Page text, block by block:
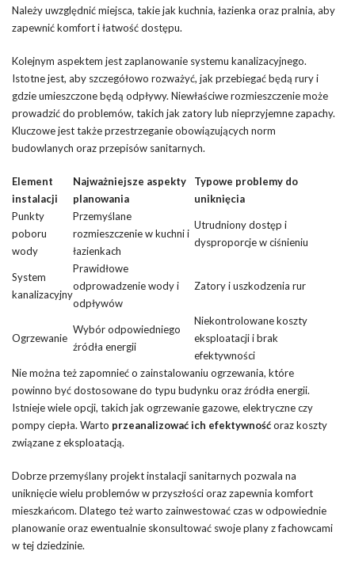
Należy uwzględnić miejsca, takie jak kuchnia, łazienka oraz pralnia, aby
zapewnić komfort i łatwość dostępu.
Kolejnym aspektem jest zaplanowanie systemu kanalizacyjnego.
Istotne jest, aby szczegółowo rozważyć, jak przebiegać będą rury i
gdzie umieszczone będą odpływy. Niewłaściwe rozmieszczenie może
prowadzić do problemów, takich jak zatory lub nieprzyjemne zapachy.
Kluczowe jest także przestrzeganie obowiązujących norm
budowlanych oraz przepisów sanitarnych.
Element
instalacji
Najważniejsze aspekty
planowania
Typowe problemy do
uniknięcia
Punkty
poboru
wody
Przemyślane
rozmieszczenie w kuchni i
łazienkach
Utrudniony dostęp i
dysproporcje w ciśnieniu
System
kanalizacyjny
Prawidłowe
odprowadzenie wody i
odpływów
Zatory i uszkodzenia rur
Ogrzewanie
Wybór odpowiedniego
źródła energii
Niekontrolowane koszty
eksploatacji i brak
efektywności
Nie można też zapomnieć o zainstalowaniu ogrzewania, które
powinno być dostosowane do typu budynku oraz źródła energii.
Istnieje wiele opcji, takich jak ogrzewanie gazowe, elektryczne czy
pompy ciepła. Warto przeanalizować ich efektywnośćoraz koszty
związane z eksploatacją.
Dobrze przemyślany projekt instalacji sanitarnych pozwala na
uniknięcie wielu problemów w przyszłości oraz zapewnia komfort
mieszkańcom. Dlatego też warto zainwestować czas w odpowiednie
planowanie oraz ewentualnie skonsultować swoje plany z fachowcami
w tej dziedzinie.